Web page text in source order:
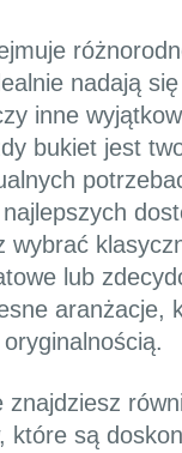
nadają
inne
bukiet jest
wybrać
lub
aranżacje,
znajdziesz
które są